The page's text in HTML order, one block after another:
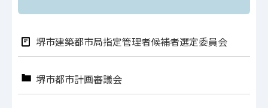
堺市建築都市局指定管理者候補者選定委員会
堺市都市計画審議会